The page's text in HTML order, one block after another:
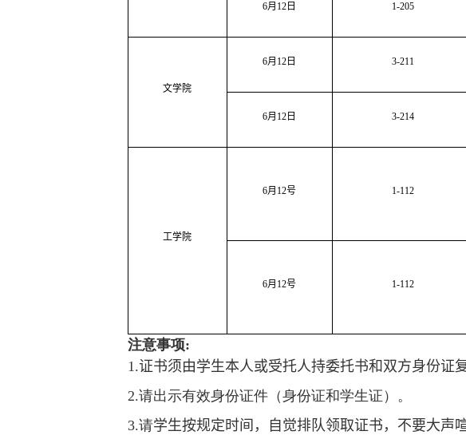
6月 12 日 1-205
文学院
6月 12 日 3-211
6月 12 日 3-214
工学院
6月 12号 1-112
6月 12号 1-112
注意事项:
1.证书须由学生本人或受托人持委托书和双方身份证
2.请出示有效身份证件（身份证和学生证）。
3.请学生按规定时间，自觉排队领取证书，不要大声喧